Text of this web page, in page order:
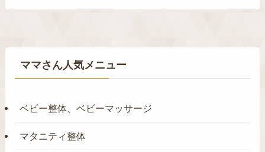
ママさん人気メニュー
ベビー整体、ベビーマッサージ
マタニティ整体